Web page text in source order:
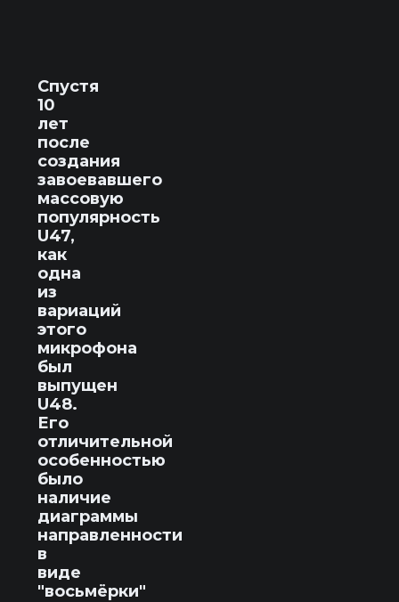
Спустя
10
лет
после
создания
завоевавшего
массовую
популярность
U47,
как
одна
из
вариаций
этого
микрофона
был
выпущен
U48.
Его
отличительной
особенностью
было
наличие
диаграммы
направленности
в
виде
"восьмёрки"